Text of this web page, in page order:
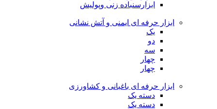
ابزارسنباده زنی وپولیش
ابزار حرفه ای ایمنی و آتش نشانی
یک
دو
سه
چهار
چهار
ابزار حرفه ای باغبانی و کشاورزی
دسته یک
دسته یک